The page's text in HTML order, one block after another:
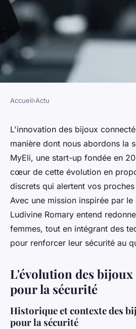
Start-up :
bijoux connectés
sécurité
admin•6 décembre 2024•9 min de
Accueil›Actu
L'innovation des bijoux
manière dont nous abordons la
MyEli, une start-up fondée en
cœur de cette évolution en
discrets qui alertent vos
Avec une mission inspirée par le
Ludivine Romary entend
femmes, tout en intégrant des
pour renforcer leur sécurité au
L'évolution des bijoux
pour la sécurité
Historique et contexte des
pour la sécurité